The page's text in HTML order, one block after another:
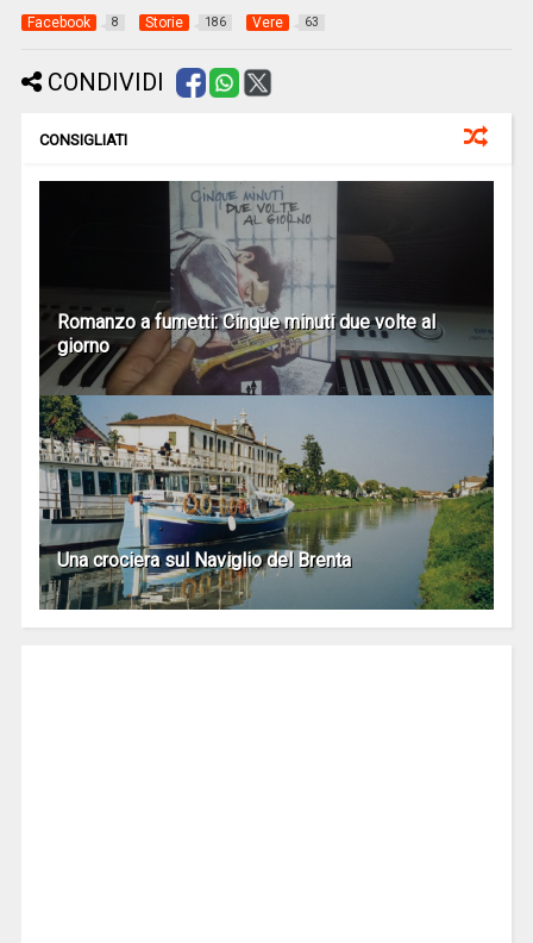
Facebook 8 Storie 186 Vere 63
CONDIVIDI
CONSIGLIATI
Romanzo a fumetti: Cinque minuti due volte al
giorno
Una crociera sul Naviglio del Brenta